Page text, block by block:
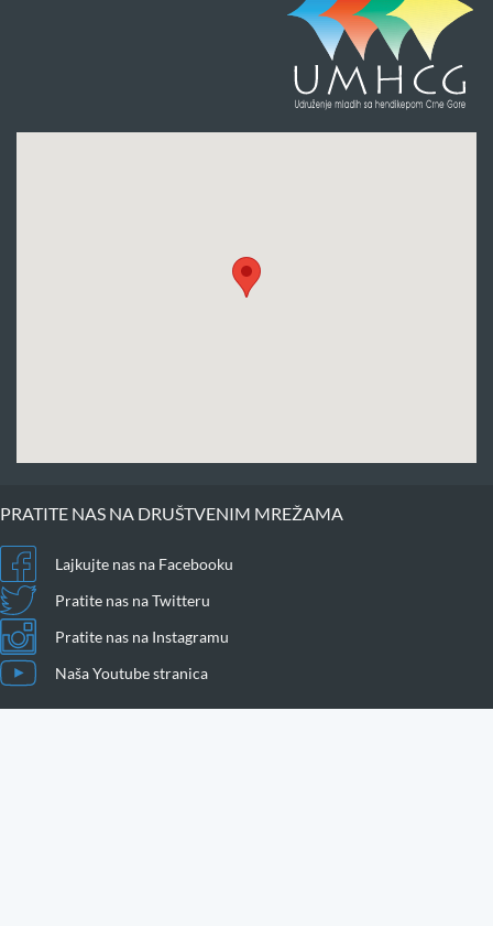
PRATITE NAS NA DRUŠTVENIM MREŽAMA
Lajkujte nas na Facebooku
Pratite nas na Twitteru
Pratite nas na Instagramu
Naša Youtube stranica